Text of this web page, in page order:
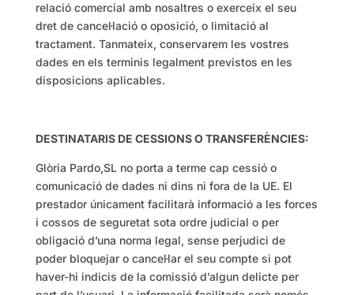
relació comercial amb nosaltres o exerceix el seu
dret de cancel·lació o oposició, o limitació al
tractament. Tanmateix, conservarem les vostres
dades en els terminis legalment previstos en les
disposicions aplicables.
DESTINATARIS DE CESSIONS O TRANSFERÈNCIES:
Glòria Pardo,SL no porta a terme cap cessió o
comunicació de dades ni dins ni fora de la UE. El
prestador únicament facilitarà informació a les forces
i cossos de seguretat sota ordre judicial o per
obligació d’una norma legal, sense perjudici de
poder bloquejar o cancel·lar el seu compte si pot
haver-hi indicis de la comissió d’algun delicte per